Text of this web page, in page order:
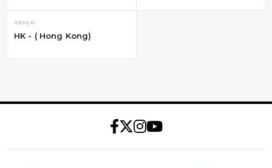
MENŞEI
HK - ( Hong Kong)